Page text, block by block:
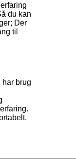
du kan
Der
til
har brug